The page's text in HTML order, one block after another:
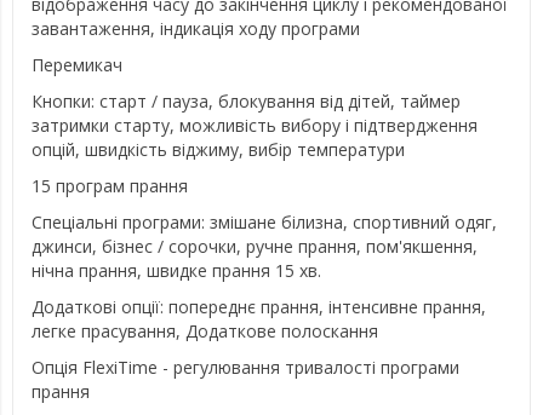
завантаження, індикація ходу програми
Перемикач
Кнопки: старт / пауза, блокування від дітей, таймер
затримки старту, можливість вибору і підтвердження
опцій, швидкість віджиму, вибір температури
15 програм прання
Спеціальні програми: змішане білизна, спортивний одяг,
джинси, бізнес / сорочки, ручне прання, пом'якшення,
нічна прання, швидке прання 15 хв.
Додаткові опції: попереднє прання, інтенсивне прання,
легке прасування, Додаткове полоскання
Опція FlexiTime - регулювання тривалості програми
прання